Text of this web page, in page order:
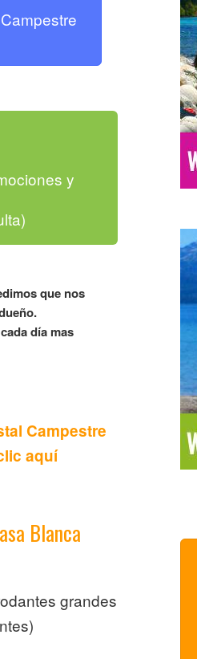
y
que nos
día mas
Campestre
aquí
Blanca
grandes